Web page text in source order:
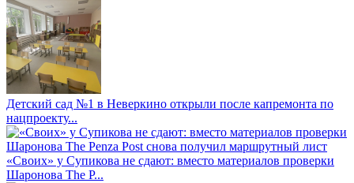
Детский сад №1 в Неверкино открыли после капремонта по
нацпроекту...
«Своих» у Супикова не сдают: вместо материалов проверки
Шаронова The P...